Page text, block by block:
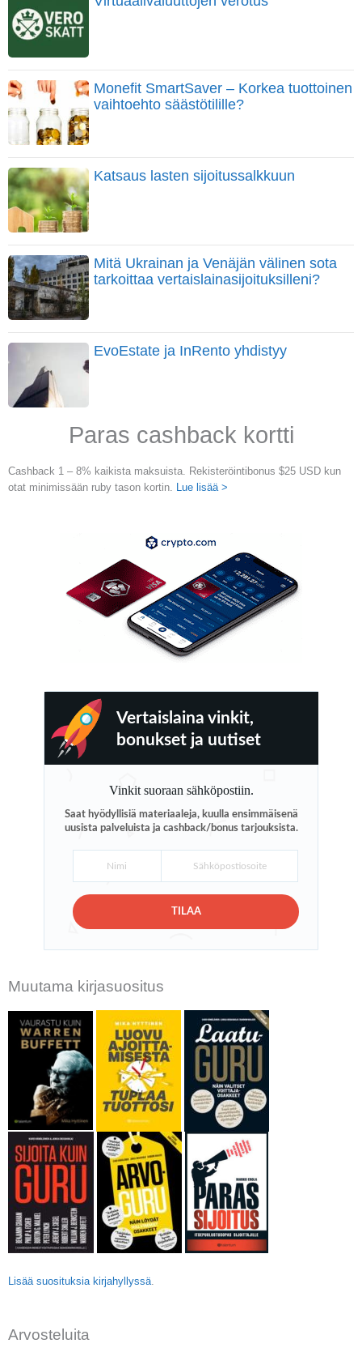
Monefit SmartSaver – Korkea tuottoinen
vaihtoehto säästötilille?
Katsaus lasten sijoitussalkkuun
Mitä Ukrainan ja Venäjän välinen sota
tarkoittaa vertaislainasijoituksilleni?
EvoEstate ja InRento yhdistyy
Paras cashback kortti
Cashback 1 – 8% kaikista maksuista. Rekisteröintibonus $25 USD kun
otat minimissään ruby tason kortin. Lue lisää >
Vertaislaina vinkit,
bonukset ja uutiset
Vinkit suoraan sähköpostiin.
Saat hyödyllisiä materiaaleja, kuulla ensimmäisenä
uusista palveluista ja cashback/bonus tarjouksista.
TILAA
Muutama kirjasuositus
Lisää suosituksia kirjahyllyssä.
Arvosteluita